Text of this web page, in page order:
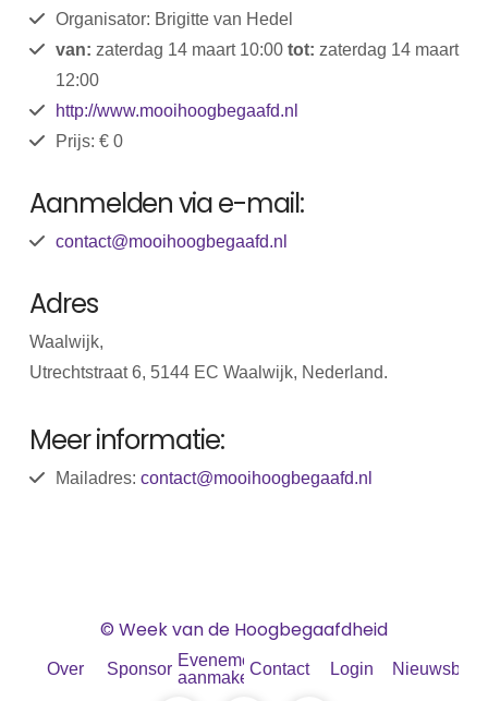
Organisator: Brigitte van Hedel
van: zaterdag 14 maart 10:00 tot: zaterdag 14 maart
12:00
http://www.mooihoogbegaafd.nl
Prijs: € 0
Aanmelden via e-mail:
contact@mooihoogbegaafd.nl
Adres
Waalwijk,
Utrechtstraat 6, 5144 EC Waalwijk, Nederland.
Meer informatie:
Mailadres: contact@mooihoogbegaafd.nl
© Week van de Hoogbegaafdheid
Over SponsorenEvenement
aanmakenContact Login Nieuwsbrief